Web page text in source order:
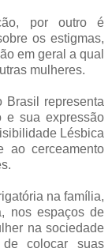
por outro é
os estigmas,
em geral a qual
mulheres.
representa
e sua expressão
Lésbica
ao cerceamento
na família,
nos espaços de
na sociedade
de colocar suas